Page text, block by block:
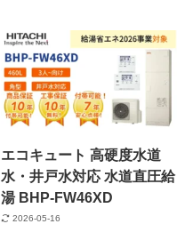
エコキュート 高硬度水道
水・井戸水対応 水道直圧給
湯 BHP-FW46XD
2026-05-16